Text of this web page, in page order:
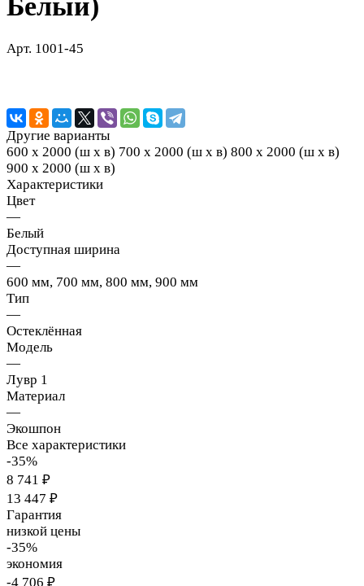
Арт. 1001-45
Другие варианты
600 х 2000 (ш х в) 700 х 2000 (ш х в) 800 х 2000 (ш х в)
900 х 2000 (ш х в)
Характеристики
Цвет
—
Белый
Доступная ширина
—
600 мм, 700 мм, 800 мм, 900 мм
Тип
—
Остеклённая
Модель
—
Лувр 1
Материал
—
Экошпон
Все характеристики
-35%
8 741 ₽
13 447 ₽
Гарантия
низкой цены
-35%
экономия
-4 706 ₽